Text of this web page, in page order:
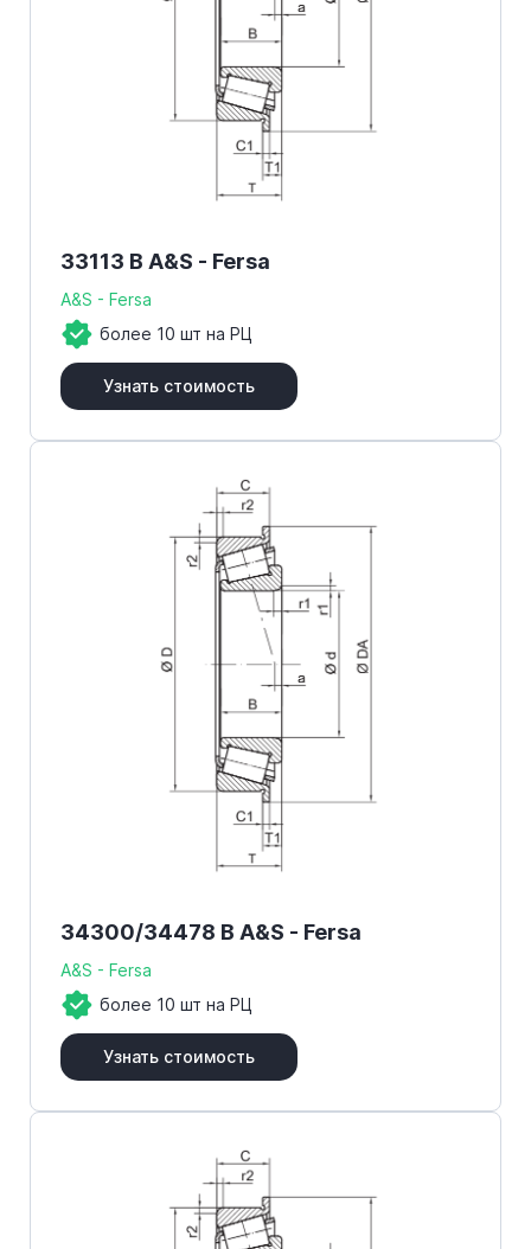
33113 B A&S - Fersa
A&S - Fersa
более 10 шт на РЦ
Узнать стоимость
34300/34478 B A&S - Fersa
A&S - Fersa
более 10 шт на РЦ
Узнать стоимость